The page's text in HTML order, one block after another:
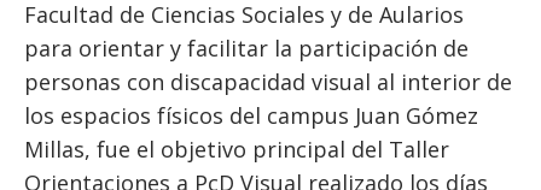
TRABAJO SOCIAL
EXTENSIÓN
BIBLIOTECA
ADMISIÓN
ESTUDIANTES
ACADÉMICOS
Facultad de Ciencias Sociales y de Aularios
para orientar y facilitar la participación de
personas con discapacidad visual al interior de
los espacios físicos del campus Juan Gómez
Millas, fue el objetivo principal del Taller
Orientaciones a PcD Visual realizado los días